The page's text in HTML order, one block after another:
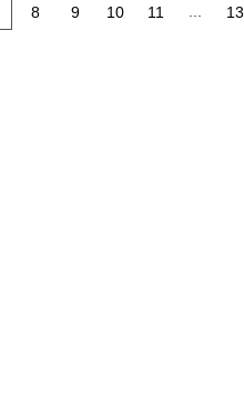
8 9 10 11 13